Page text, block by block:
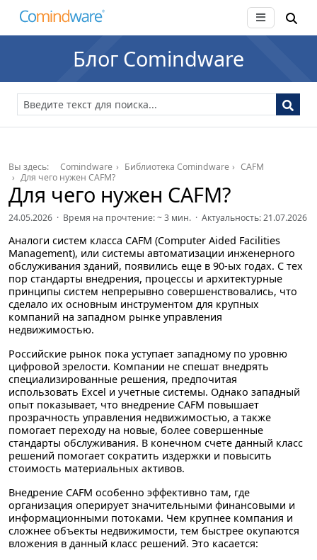
Блог Comindware
Вы здесь: Comindware Библиотека Comindware
CAFM
Для чего нужен CAFM?
Для чего нужен CAFM?
24.05.2026 · Время на прочтение: ~3 мин. · Актуальность: 21.07.2026
Аналоги систем класса CAFM (Computer Aided Facilities
Management), или системы автоматизации инженерного
обслуживания зданий, появились еще в 90-ых годах. С тех
пор стандарты внедрения, процессы и архитектурные
принципы систем непрерывно совершенствовались, что
сделало их основным инструментом для крупных
компаний на западном рынке управления
недвижимостью.
Российские рынок пока уступает западному по уровню
цифровой зрелости. Компании не спешат внедрять
специализированные решения, предпочитая
использовать Excel и учетные системы. Однако западный
опыт показывает, что внедрение CAFM повышает
прозрачность управления недвижимостью, а также
помогает переходу на новые, более совершенные
стандарты обслуживания. В конечном счете данный класс
решений помогает сократить издержки и повысить
стоимость материальных активов.
Внедрение CAFM особенно эффективно там, где
организация оперирует значительными финансовыми и
информационными потоками. Чем крупнее компания и
сложнее объекты недвижимости, тем быстрее окупаются
вложения в данный класс решений. Это касается: